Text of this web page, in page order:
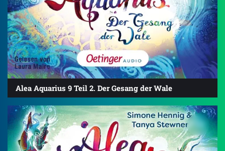
Alea Aquarius 9 Teil 2. Der Gesang der Wale